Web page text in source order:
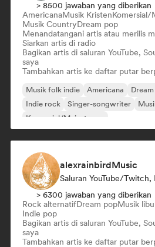
> 8500 jawaban yang diberikan
AmericanaMusik KristenKomersial/
Musik CountryDream pop
Menandatangani artis atau merilis
Siarkan artis di radio
Bagikan artis di saluran YouTube,
saya
Tambahkan artis ke daftar putar
Musik folk indie Americana
Indie rock
Singer-songwriter
Komersial/Mainstream
alexrainbirdMusic
Saluran YouTube/
> 6300 jawaban yang diberikan
Rock alternatifDream popMusik
Indie pop
Bagikan artis di saluran YouTube,
saya
Tambahkan artis ke daftar putar